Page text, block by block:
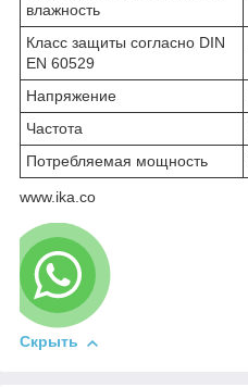
влажность
Класс защиты согласно DIN
EN 60529
Напряжение
Частота
Потребляемая мощность
www.ika.co
Скрыть